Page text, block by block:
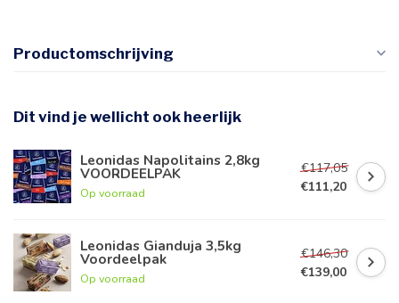
Productomschrijving
Dit vind je wellicht ook heerlijk
Leonidas Napolitains 2,8kg
VOORDEELPAK
Op voorraad
€117,05
€111,20
Leonidas Gianduja 3,5kg
Voordeelpak
Op voorraad
€146,30
€139,00